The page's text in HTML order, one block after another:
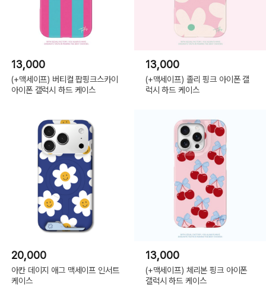
13,000
(+맥세이프) 버티컬 팝핑크스카이
아이폰 갤럭시 하드 케이스
13,000
(+맥세이프) 졸리 핑크 아이폰 갤
럭시 하드 케이스
20,000
아칸 데이지 애그 맥세이프 인서트
케이스
13,000
(+맥세이프) 체리본 핑크 아이폰
갤럭시 하드 케이스